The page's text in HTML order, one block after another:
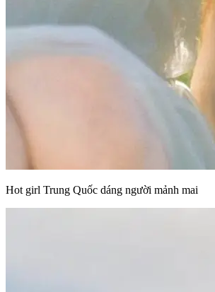
Hot girl Trung Quốc dáng người mảnh mai